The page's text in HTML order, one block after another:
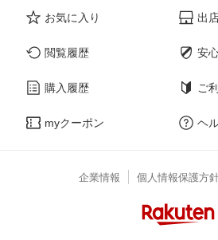
お気に入り
閲覧履歴
購入履歴
myクーポン
出
安
ご
ヘ
企業情報 個人情報保護方